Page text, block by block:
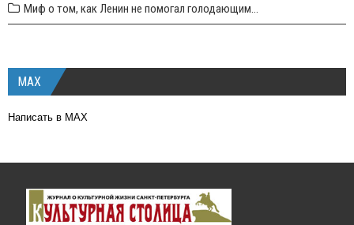
Миф о том, как Ленин не помогал голодающим...
MAX
Написать в MAX